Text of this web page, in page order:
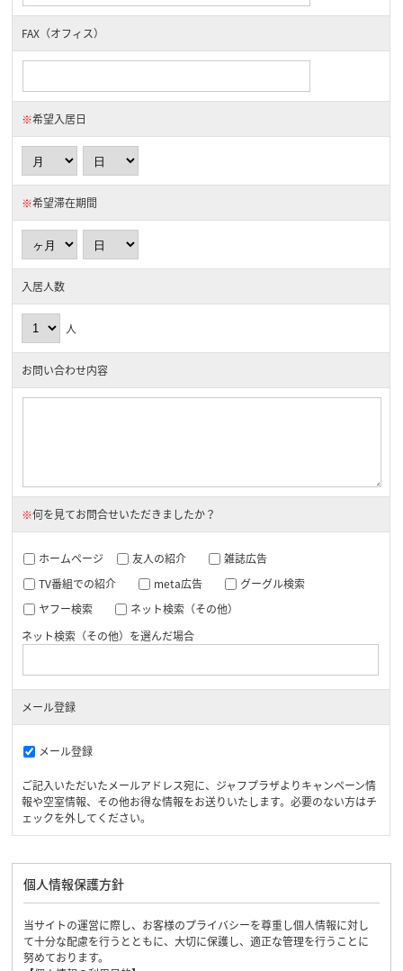
FAX（オフィス）
※希望入居日
※希望滞在期間
入居人数
人
お問い合わせ内容
※何を見てお問合せいただきましたか？
ホームページ 友人の紹介
雑誌広告
TV番組での紹介
meta広告
グーグル検索
ヤフー検索
ネット検索（その他）
ネット検索（その他）を選んだ場合
メール登録
メール登録
ご記入いただいたメールアドレス宛に、ジャフプラザよりキャンペーン情
報や空室情報、その他お得な情報をお送りいたします。必要のない方はチ
ェックを外してください。
個人情報保護方針
当サイトの運営に際し、お客様のプライバシーを尊重し個人情報に対し
て十分な配慮を行うとともに、大切に保護し、適正な管理を行うことに
努めております。